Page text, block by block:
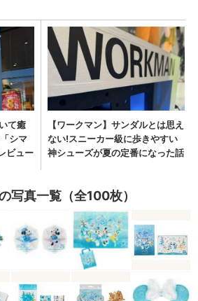
写真一覧（全100枚）